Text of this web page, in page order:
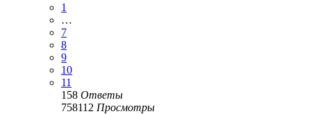
1
…
7
8
9
10
11
158 Ответы
758112 Просмотры